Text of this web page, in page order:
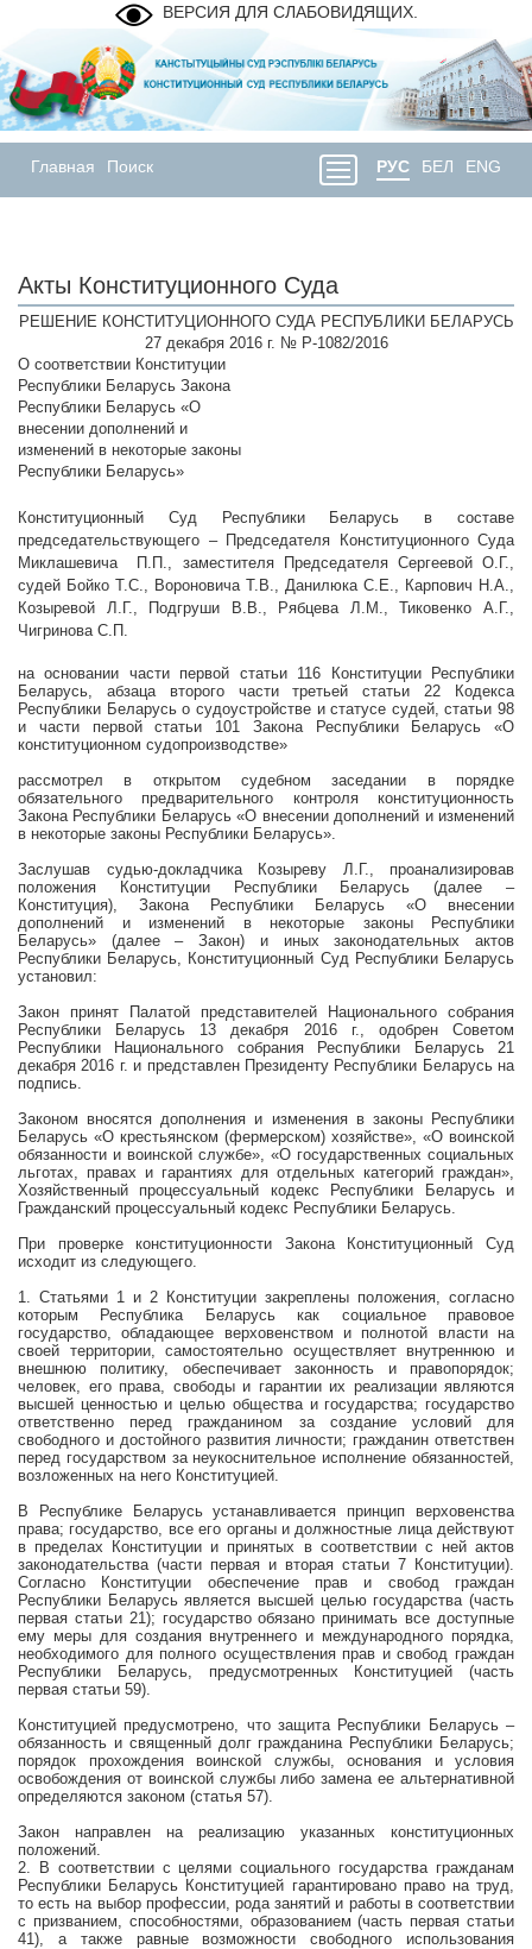
ВЕРСИЯ ДЛЯ СЛАБОВИДЯЩИХ.
Главная Поиск РУС БЕЛ ENG
Акты Конституционного Суда
РЕШЕНИЕ КОНСТИТУЦИОННОГО СУДА РЕСПУБЛИКИ БЕЛАРУСЬ
27 декабря 2016 г. № Р-1082/2016
О соответствии Конституции
Республики Беларусь Закона
Республики Беларусь «О
внесении дополнений и
изменений в некоторые законы
Республики Беларусь»
Конституционный Суд Республики Беларусь в составе
председательствующего – Председателя Конституционного Суда
Миклашевича П.П., заместителя Председателя Сергеевой О.Г.,
судей Бойко Т.С., Вороновича Т.В., Данилюка С.Е., Карпович Н.А.,
Козыревой Л.Г., Подгруши В.В., Рябцева Л.М., Тиковенко А.Г.,
Чигринова С.П.
на основании части первой статьи 116 Конституции Республики
Беларусь, абзаца второго части третьей статьи 22 Кодекса
Республики Беларусь о судоустройстве и статусе судей, статьи 98
и части первой статьи 101 Закона Республики Беларусь «О
конституционном судопроизводстве»
рассмотрел в открытом судебном заседании в порядке
обязательного предварительного контроля конституционность
Закона Республики Беларусь «О внесении дополнений и изменений
в некоторые законы Республики Беларусь».
Заслушав судью-докладчика Козыреву Л.Г., проанализировав
положения Конституции Республики Беларусь (далее –
Конституция), Закона Республики Беларусь «О внесении
дополнений и изменений в некоторые законы Республики
Беларусь» (далее – Закон) и иных законодательных актов
Республики Беларусь, Конституционный Суд Республики Беларусь
установил:
Закон принят Палатой представителей Национального собрания
Республики Беларусь 13 декабря 2016 г., одобрен Советом
Республики Национального собрания Республики Беларусь 21
декабря2016 г. и представлен Президенту Республики Беларусь на
подпись.
Законом вносятся дополнения и изменения в законы Республики
Беларусь «О крестьянском (фермерском) хозяйстве», «О воинской
обязанности и воинской службе», «О государственных социальных
льготах, правах и гарантиях для отдельных категорий граждан»,
Хозяйственный процессуальный кодекс Республики Беларусь и
Гражданский процессуальный кодекс Республики Беларусь.
При проверке конституционности Закона Конституционный Суд
исходит из следующего.
1. Статьями 1 и 2 Конституции закреплены положения, согласно
которым Республика Беларусь как социальное правовое
государство, обладающее верховенством и полнотой власти на
своей территории, самостоятельно осуществляет внутреннюю и
внешнюю политику, обеспечивает законность и правопорядок;
человек, его права, свободы и гарантии их реализации являются
высшей ценностью и целью общества и государства; государство
ответственно перед гражданином за создание условий для
свободного и достойного развития личности; гражданин ответствен
перед государством за неукоснительное исполнение обязанностей,
возложенных на него Конституцией.
В Республике Беларусь устанавливается принцип верховенства
права; государство, все его органы и должностные лица действуют
в пределах Конституции и принятых в соответствии с ней актов
законодательства (части первая и вторая статьи 7 Конституции).
Согласно Конституции обеспечение прав и свобод граждан
Республики Беларусь является высшей целью государства (часть
первая статьи 21); государство обязано принимать все доступные
ему меры для создания внутреннего и международного порядка,
необходимого для полного осуществления прав и свобод граждан
Республики Беларусь, предусмотренных Конституцией (часть
первая статьи 59).
Конституцией предусмотрено, что защита Республики Беларусь –
обязанность и священный долг гражданина Республики Беларусь;
порядок прохождения воинской службы, основания и условия
освобождения от воинской службы либо замена ее альтернативной
определяются законом (статья 57).
Закон направлен на реализацию указанных конституционных
положений.
2. В соответствии с целями социального государства гражданам
Республики Беларусь Конституцией гарантировано право на труд,
то есть на выбор профессии, рода занятий и работы в соответствии
с призванием, способностями, образованием (часть первая статьи
41), а также равные возможности свободного использования